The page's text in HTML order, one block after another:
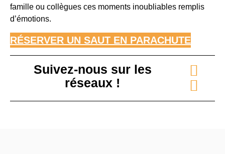
famille ou collègues ces moments inoubliables remplis
d’émotions.
RÉSERVER UN SAUT EN PARACHUTE
Suivez-nous sur les
réseaux !